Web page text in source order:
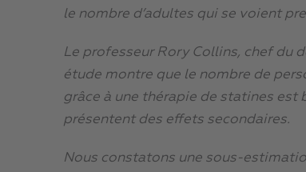
le nombre d’adultes qui se voient
Le professeur Rory Collins, chef du
étude montre que le nombre de
grâce à une thérapie de statines
présentent des effets secondaires.
Nous constatons une sous-